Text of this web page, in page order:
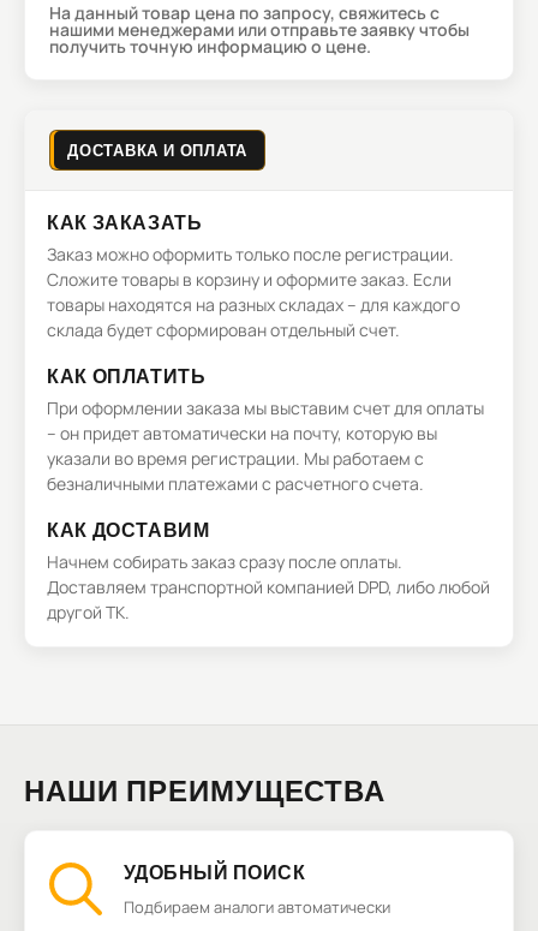
На данный товар цена по запросу, свяжитесь с
нашими менеджерами или отправьте заявку чтобы
получить точную информацию о цене.
ДОСТАВКА И ОПЛАТА
КАК ЗАКАЗАТЬ
Заказ можно оформить только после регистрации.
Сложите товары в корзину и оформите заказ. Если
товары находятся на разных складах – для каждого
склада будет сформирован отдельный счет.
КАК ОПЛАТИТЬ
При оформлении заказа мы выставим счет для оплаты
– он придет автоматически на почту, которую вы
указали во время регистрации. Мы работаем с
безналичными платежами с расчетного счета.
КАК ДОСТАВИМ
Начнем собирать заказ сразу после оплаты.
Доставляем транспортной компанией DPD, либо любой
другой ТК.
НАШИ ПРЕИМУЩЕСТВА
УДОБНЫЙ ПОИСК
Подбираем аналоги автоматически